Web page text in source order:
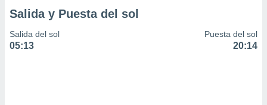
Salida y Puesta del sol
Salida del sol
05:13
Puesta del sol
20:14